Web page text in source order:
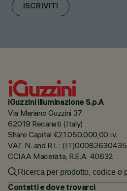
ISCRIVITI
iGuzzini illuminazione S.p.A
Via Mariano Guzzini 37
62019 Recanati (Italy)
Share Capital €21.050.000,00 i.v.
VAT N. and R.I. : (IT)00082630435
CCIAA Macerata, R.E.A. 40632
Contatti e dove trovarci